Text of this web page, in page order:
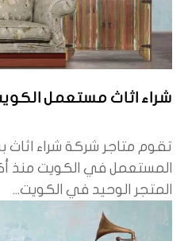
شراء اثاث مستعمل
تقوم متاجر شركة شراء اثاث
المتجر الوحيد في الكويت...